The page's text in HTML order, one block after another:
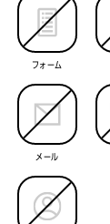
フォーム
メール